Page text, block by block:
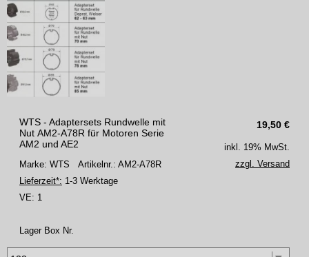
19,50 €
WTS - Adaptersets Rundwelle mit
Nut AM2-A78R für Motoren Serie
AM2 und AE2
Marke: WTS Artikelnr.: AM2-A78R
Lieferzeit*: 1-3 Werktage
VE: 1
inkl. 19% MwSt.
zzgl. Versand
Lager Box Nr.